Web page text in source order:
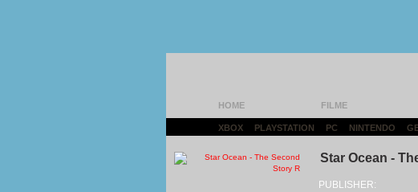
HOME FILME
XBOX PLAYSTATION PC NINTENDO
Star Ocean -
PUBLISHER: